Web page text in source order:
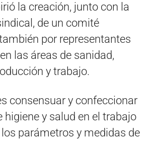
la creación, junto con la
de un comité
por representantes
las áreas de sanidad,
y trabajo.
consensuar y confeccionar
higiene y salud en el trabajo
parámetros y medidas de